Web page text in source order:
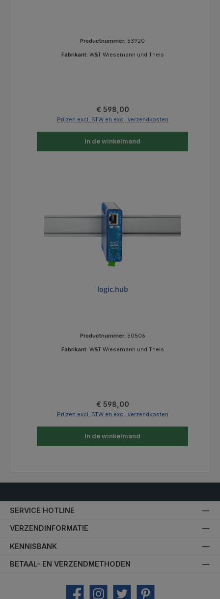
Productnummer: 53920
Fabrikant: W&T Wiesemann und Theis
Normale prijs:
€ 598,00
Prijzen excl. BTW en excl. verzendkosten
In de winkelmand
logic.hub
Productnummer: 50506
Fabrikant: W&T Wiesemann und Theis
Normale prijs:
€ 598,00
Prijzen excl. BTW en excl. verzendkosten
In de winkelmand
SERVICE HOTLINE
VERZENDINFORMATIE
KENNISBANK
BETAAL- EN VERZENDMETHODEN
Facebook Instagram Twitter Pinterest